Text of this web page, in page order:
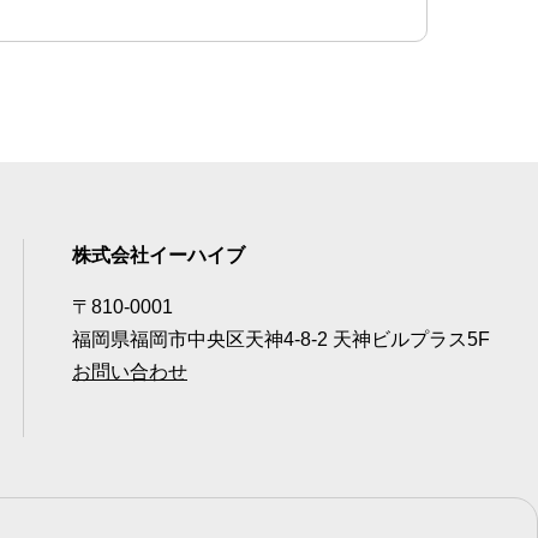
株式会社イーハイブ
〒810-0001
福岡県福岡市中央区天神4-8-2 天神ビルプラス5F
お問い合わせ